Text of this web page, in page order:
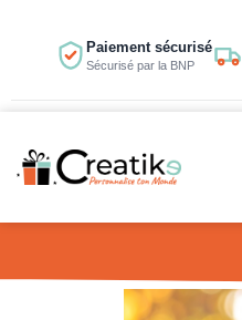
contenu
Paiement sécurisé
Sécurisé par la BNP